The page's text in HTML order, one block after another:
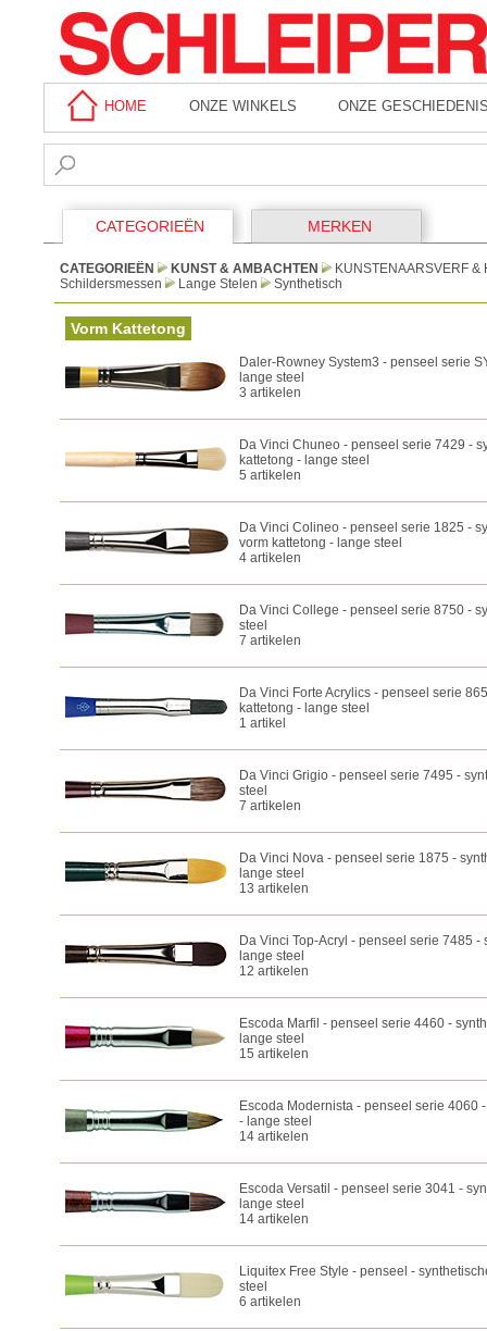
HOME ONZE WINKELS ONZE
CATEGORIEËN MERKEN
CATEGORIEËN KUNST & AMBACHTEN
KUNSTENAARSVERF &
Schildersmessen
Lange Stelen Synthetisch
Vorm Kattetong
Daler-Rowney System3 - penseel serie
lange steel
3 artikelen
Da Vinci Chuneo - penseel serie 7429 -
kattetong - lange steel
5 artikelen
Da Vinci Colineo - penseel serie 1825 -
vorm kattetong - lange steel
4 artikelen
Da Vinci College - penseel serie 8750 -
steel
7 artikelen
Da Vinci Forte Acrylics - penseel serie
kattetong - lange steel
1 artikel
Da Vinci Grigio - penseel serie 7495 -
steel
7 artikelen
Da Vinci Nova - penseel serie 1875 -
lange steel
13 artikelen
Da Vinci Top-Acryl - penseel serie 7485
lange steel
12 artikelen
Escoda Marfil - penseel serie 4460 -
lange steel
15 artikelen
Escoda Modernista - penseel serie 4060
- lange steel
14 artikelen
Escoda Versatil - penseel serie 3041 -
lange steel
14 artikelen
Liquitex Free Style - penseel -
steel
6 artikelen